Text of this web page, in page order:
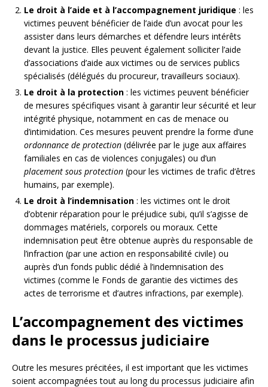
Le droit à l’aide et à l’accompagnement juridique : les
victimes peuvent bénéficier de l’aide d’un avocat pour les
assister dans leurs démarches et défendre leurs intérêts
devant la justice. Elles peuvent également solliciter l’aide
d’associations d’aide aux victimes ou de services publics
spécialisés (délégués du procureur, travailleurs sociaux).
Le droit à la protection : les victimes peuvent bénéficier
de mesures spécifiques visant à garantir leur sécurité et leur
intégrité physique, notamment en cas de menace ou
d’intimidation. Ces mesures peuvent prendre la forme d’une
ordonnance de protection (délivrée par le juge aux affaires
familiales en cas de violences conjugales) ou d’un
placement sous protection (pour les victimes de trafic d’êtres
humains, par exemple).
Le droit à l’indemnisation : les victimes ont le droit
d’obtenir réparation pour le préjudice subi, qu’il s’agisse de
dommages matériels, corporels ou moraux. Cette
indemnisation peut être obtenue auprès du responsable de
l’infraction (par une action en responsabilité civile) ou
auprès d’un fonds public dédié à l’indemnisation des
victimes (comme le Fonds de garantie des victimes des
actes de terrorisme et d’autres infractions, par exemple).
L’accompagnement des victimes
dans le processus judiciaire
Outre les mesures précitées, il est important que les victimes
soient accompagnées tout au long du processus judiciaire afin